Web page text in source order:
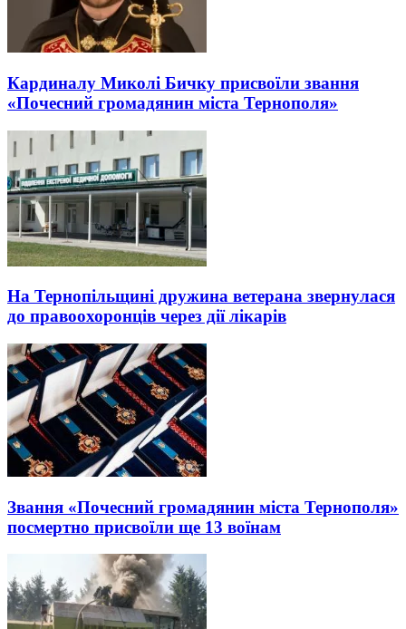
Кардиналу Миколі Бичку присвоїли звання
«Почесний громадянин міста Тернополя»
На Тернопільщині дружина ветерана звернулася
до правоохоронців через дії лікарів
Звання «Почесний громадянин міста Тернополя»
посмертно присвоїли ще 13 воїнам